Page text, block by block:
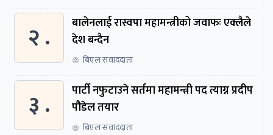
२ .
बालेनलाई रास्वपा महामन्त्रीको जवाफः एक्लैले
देश बन्दैन
बिएल संवाददाता
३ .
पार्टी नफुटाउने सर्तमा महामन्त्री पद त्याग्न प्रदीप
पौडेल तयार
बिएल संवाददाता